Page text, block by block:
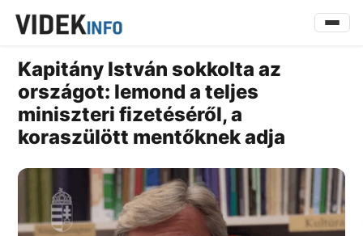
Kapitány István sokkolta az
országot: lemond a teljes
miniszteri fizetéséről, a
koraszülött mentőknek adja